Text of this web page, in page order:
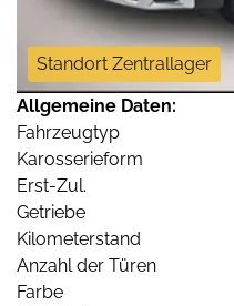
Standort Zentrallager
Allgemeine Daten:
Fahrzeugtyp
Karosserieform
Erst-Zul.
Getriebe
Kilometerstand
Anzahl der Türen
Farbe